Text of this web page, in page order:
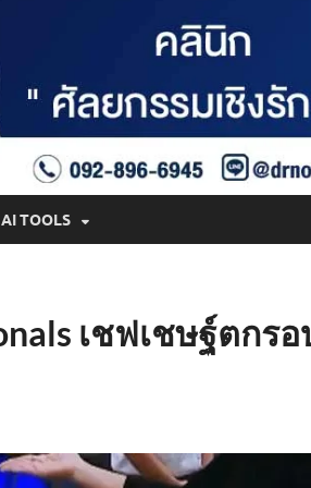
AI TOOLS
เชฟเชษฐ์ตกรอ